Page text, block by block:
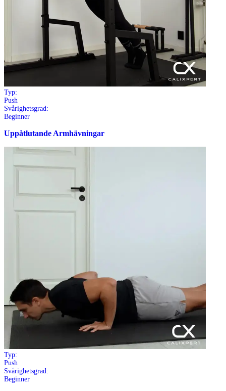
Typ:
Push
Svårighetsgrad:
Beginner
Uppåtlutande Armhävningar
Typ:
Push
Svårighetsgrad:
Beginner